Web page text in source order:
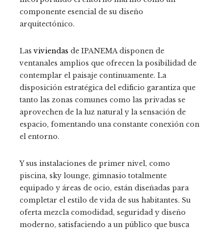
componente esencial de su diseño
arquitectónico.
Lasviviendas de IPANEMA disponen de
ventanales amplios que ofrecen la posibilidad de
contemplar el paisaje continuamente. La
disposición estratégica del edificio garantiza que
tanto las zonas comunes como las privadas se
aprovechen de la luz natural y la sensación de
espacio, fomentando una constante conexión con
el entorno.
Y sus instalaciones de primer nivel, como
piscina, sky lounge, gimnasio totalmente
equipado y áreas de ocio, están diseñadas para
completar el estilo de vida de sus habitantes. Su
oferta mezcla comodidad, seguridad y diseño
moderno, satisfaciendo a un público que busca